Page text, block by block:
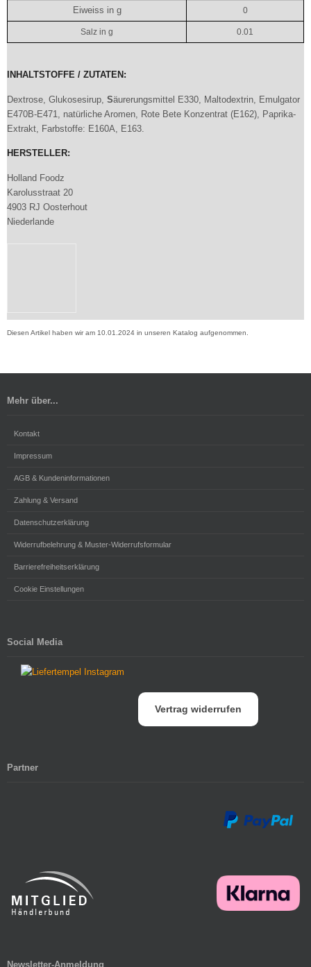
Eiweiss in g 0
Salz in g 0.01
INHALTSTOFFE / ZUTATEN:
Dextrose, Glukosesirup, Säurerungsmittel E330, Maltodextrin, Emulgator
E470B-E471, natürliche Aromen, Rote Bete Konzentrat (E162), Paprika-
Extrakt, Farbstoffe: E160A, E163.
HERSTELLER:
Holland Foodz
Karolusstraat 20
4903 RJ Oosterhout
Niederlande
Diesen Artikel haben wir am 10.01.2024 in unseren Katalog aufgenommen.
Mehr über...
Kontakt
Impressum
AGB & Kundeninformationen
Zahlung & Versand
Datenschutzerklärung
Widerrufbelehrung & Muster-Widerrufsformular
Barrierefreiheitserklärung
Cookie Einstellungen
Social Media
Vertrag widerrufen
Partner
Newsletter-Anmeldung